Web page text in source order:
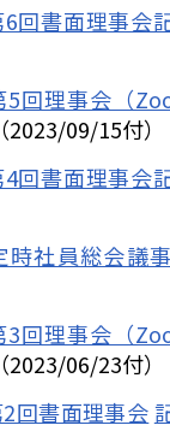
回書面理事会
回理事会（
（2023/09/15付）
回書面理事会
時社員総会議
回理事会（
（2023/06/23付）
回書面理事会